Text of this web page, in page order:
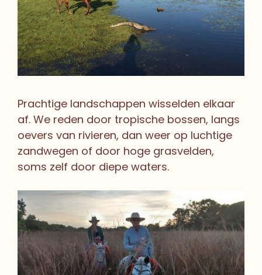
Prachtige landschappen wisselden elkaar
af. We reden door tropische bossen, langs
oevers van rivieren, dan weer op luchtige
zandwegen of door hoge grasvelden,
soms zelf door diepe waters.